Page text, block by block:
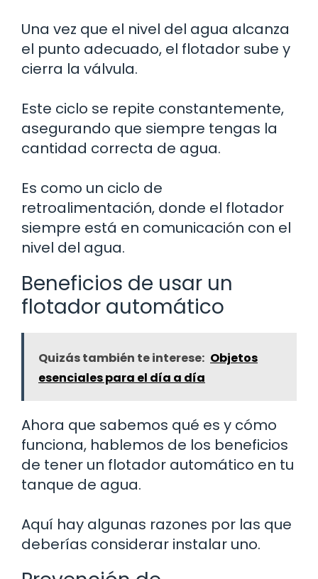
Una vez que el nivel del agua alcanza
el punto adecuado, el flotador sube y
cierra la válvula.
Este ciclo se repite constantemente,
asegurando que siempre tengas la
cantidad correcta de agua.
Es como un ciclo de
retroalimentación, donde el flotador
siempre está en comunicación con el
nivel del agua.
Beneficios de usar un
flotador automático
Quizás también te interese: Objetos
esenciales para el día a día
Ahora que sabemos qué es y cómo
funciona, hablemos de los beneficios
de tener un flotador automático en tu
tanque de agua.
Aquí hay algunas razones por las que
deberías considerar instalar uno.